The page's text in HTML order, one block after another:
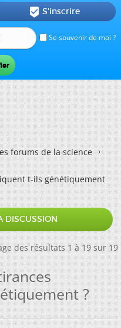
Se souvenir de moi ?
 S'inscrire
forums de la science
t-ils génétiquement
DISCUSSION
des résultats 1 à 19 sur 19
?